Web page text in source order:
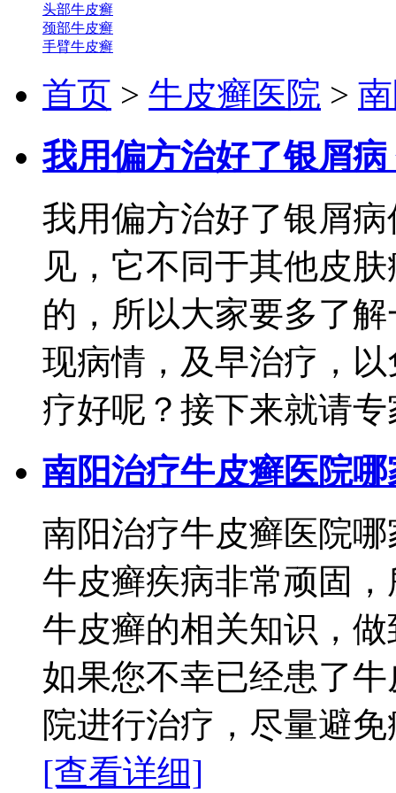
头部牛皮癣
颈部牛皮癣
手臂牛皮癣
首页 > 牛皮癣医院 >
我用偏方治好了银屑
我用偏方治好了银屑
见，它不同于其他皮
的，所以大家要多了
现病情，及早治疗，
疗好呢？接下来就请
南阳治疗牛皮癣医院哪
南阳治疗牛皮癣医院
牛皮癣疾病非常顽固
牛皮癣的相关知识，
如果您不幸已经患了
院进行治疗，尽量避
[查看详细]